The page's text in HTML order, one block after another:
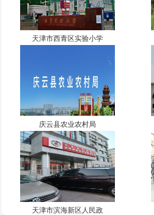
天津市西青区实验小学
庆云县农业农村局
天津市滨海新区人民政